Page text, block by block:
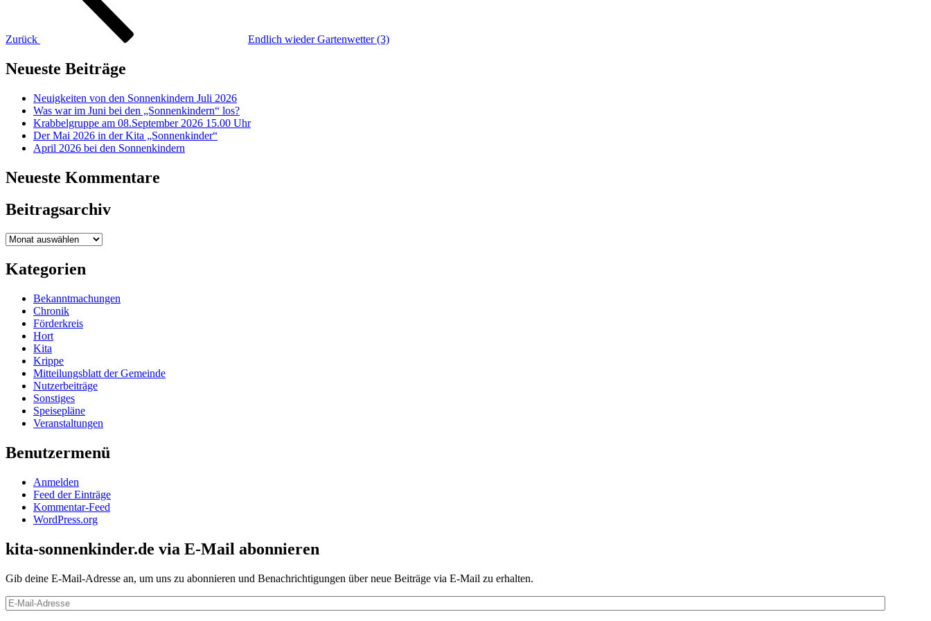
Zurück Endlich wieder Gartenwetter (3)
Neueste Beiträge
Neuigkeiten von den Sonnenkindern Juli 2026
Was war im Juni bei den „Sonnenkindern“ los?
Krabbelgruppe am 08.September 2026 15.00 Uhr
Der Mai 2026 in der Kita „Sonnenkinder“
April 2026 bei den Sonnenkindern
Neueste Kommentare
Beitragsarchiv
Beitragsarchiv
Kategorien
Bekanntmachungen
Chronik
Förderkreis
Hort
Kita
Krippe
Mitteilungsblatt der Gemeinde
Nutzerbeiträge
Sonstiges
Speisepläne
Veranstaltungen
Benutzermenü
Anmelden
Feed der Einträge
Kommentar-Feed
WordPress.org
kita-sonnenkinder.de via E-Mail abonnieren
Gib deine E-Mail-Adresse an, um uns zu abonnieren und Benachrichtigungen über neue Beiträge via E-Mail zu erhalten.
E-
Mail-